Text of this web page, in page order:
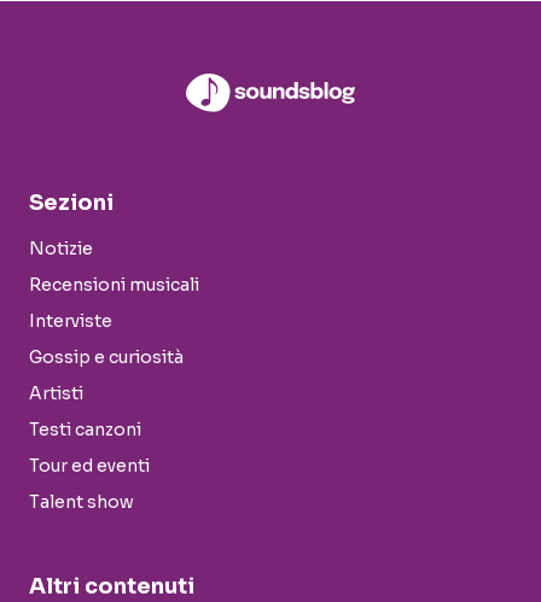
Sezioni
Notizie
Recensioni musicali
Interviste
Gossip e curiosità
Artisti
Testi canzoni
Tour ed eventi
Talent show
Altri contenuti